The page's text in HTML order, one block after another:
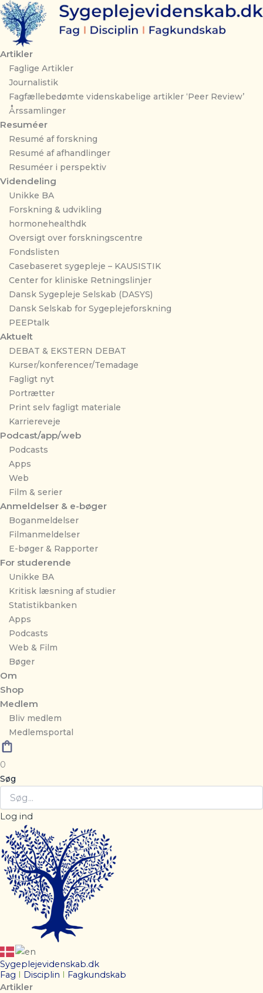
Gå
til
indholdet
Artikler
Faglige Artikler
Journalistik
Fagfællebedømte videnskabelige artikler ‘Peer Review’
Årssamlinger
Resuméer
Resumé af forskning
Resumé af afhandlinger
Resuméer i perspektiv
Videndeling
Unikke BA
Forskning & udvikling
hormonehealthdk
Oversigt over forskningscentre
Fondslisten
Casebaseret sygepleje – KAUSISTIK
Center for kliniske Retningslinjer
Dansk Sygepleje Selskab (DASYS)
Dansk Selskab for Sygeplejeforskning
PEEPtalk
Aktuelt
DEBAT & EKSTERN DEBAT
Kurser/konferencer/Temadage
Fagligt nyt
Portrætter
Print selv fagligt materiale
Karriereveje
Podcast/app/web
Podcasts
Apps
Web
Film & serier
Anmeldelser & e-bøger
Boganmeldelser
Filmanmeldelser
E-bøger & Rapporter
For studerende
Unikke BA
Kritisk læsning af studier
Statistikbanken
Apps
Podcasts
Web & Film
Bøger
Om
Shop
Medlem
Bliv medlem
Medlemsportal
0
Søg
Log ind
Sygeplejevidenskab.dk
Fag I Disciplin I Fagkundskab
Artikler